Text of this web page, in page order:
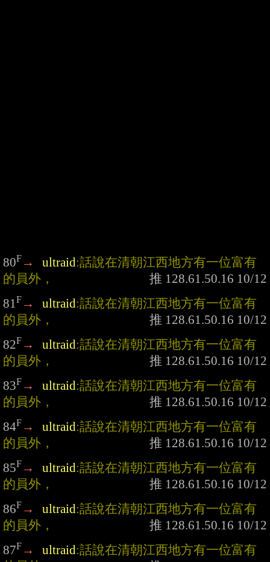
80F → ultraid:話說在清朝江西地方有一位富有
的員外，
81F → ultraid:話說在清朝江西地方有一位富有
的員外，
82F → ultraid:話說在清朝江西地方有一位富有
的員外，
83F → ultraid:話說在清朝江西地方有一位富有
的員外，
84F → ultraid:話說在清朝江西地方有一位富有
的員外，
85F → ultraid:話說在清朝江西地方有一位富有
的員外，
86F → ultraid:話說在清朝江西地方有一位富有
的員外，
87F → ultraid:話說在清朝江西地方有一位富有